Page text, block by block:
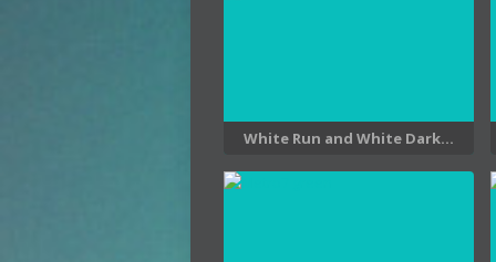
White Run and White Dark...